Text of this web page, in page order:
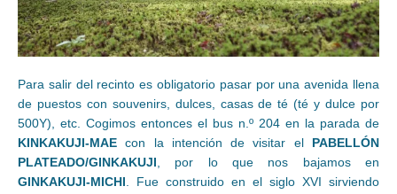
Para salir del recinto es obligatorio pasar por una avenida llena
de puestos con souvenirs, dulces, casas de té (té y dulce por
500Y), etc. Cogimos entonces el bus n.º 204 en la parada de
KINKAKUJI-MAE con la intención de visitar el PABELLÓN
PLATEADO/GINKAKUJI , por lo que nos bajamos en
GINKAKUJI-MICHI . Fue construido en el siglo XVI sirviendo